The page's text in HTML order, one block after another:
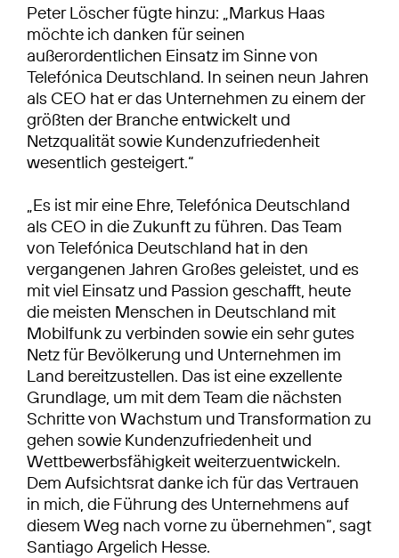
Peter Löscher fügte hinzu: „Markus Haas
möchte ich danken für seinen
außerordentlichen Einsatz im Sinne von
Telefónica Deutschland. In seinen neun Jahren
als CEO hat er das Unternehmen zu einem der
größten der Branche entwickelt und
Netzqualität sowie Kundenzufriedenheit
wesentlich gesteigert.“
„Es ist mir eine Ehre, Telefónica Deutschland
als CEO in die Zukunft zu führen. Das Team
von Telefónica Deutschland hat in den
vergangenen Jahren Großes geleistet, und es
mit viel Einsatz und Passion geschafft, heute
die meisten Menschen in Deutschland mit
Mobilfunk zu verbinden sowie ein sehr gutes
Netz für Bevölkerung und Unternehmen im
Land bereitzustellen. Das ist eine exzellente
Grundlage, um mit dem Team die nächsten
Schritte von Wachstum und Transformation zu
gehen sowie Kundenzufriedenheit und
Wettbewerbsfähigkeit weiterzuentwickeln.
Dem Aufsichtsrat danke ich für das Vertrauen
in mich, die Führung des Unternehmens auf
diesem Weg nach vorne zu übernehmen“, sagt
Santiago Argelich Hesse.